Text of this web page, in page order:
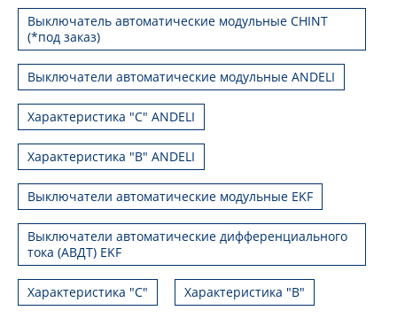
Выключатель автоматические модульные CHINT
(*под заказ)
Выключатели автоматические модульные ANDELI
Характеристика "C" ANDELI
Характеристика "B" ANDELI
Выключатели автоматические модульные EKF
Выключатели автоматические дифференциального
тока (АВДТ) EKF
Характеристика "С" Характеристика "B"